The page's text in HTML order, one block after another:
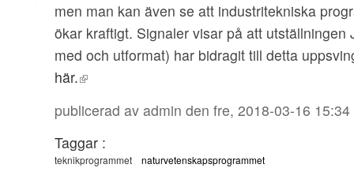
men man kan även se att industritekniska
ökar kraftigt. Signaler visar på att utställningen
med och utformat) har bidragit till detta
här.
publicerad av admin den fre, 2018-03-16 15:34
Taggar :
teknikprogrammet naturvetenskapsprogrammet